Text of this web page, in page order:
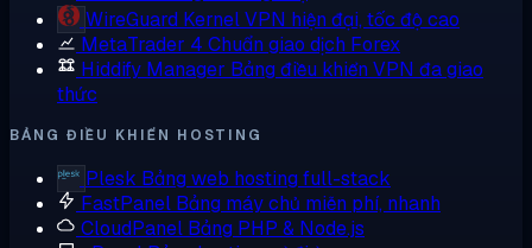
WireGuard Kernel VPN hiện đại, tốc độ cao
MetaTrader 4 Chuẩn giao dịch Forex
Hiddify Manager Bảng điều khiển VPN đa giao
thức
BẢNG ĐIỀU KHIỂN HOSTING
Plesk Bảng web hosting full-stack
FastPanel Bảng máy chủ miễn phí, nhanh
CloudPanel Bảng PHP & Node.js